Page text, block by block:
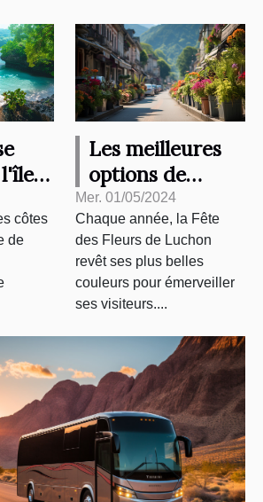
côtes
de
Les meilleures
options de
transport pour
se rendre à la
Fête des Fleurs
de Luchon
Mer. 01/05/2024
Chaque année, la Fête
des Fleurs de Luchon
revêt ses plus belles
couleurs pour émerveiller
ses visiteurs....